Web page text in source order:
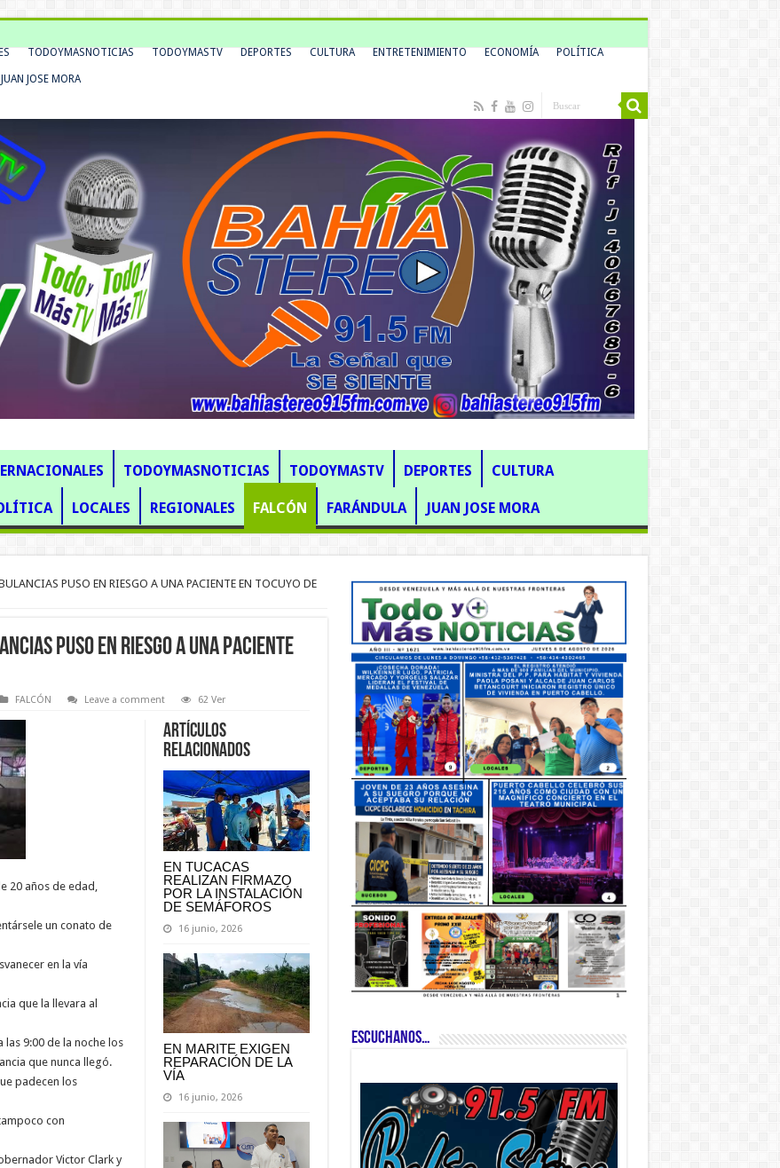
TODOYMASNOTICIAS TODOYMASTV DEPORTES CULTURA ENTRETENIMIENTO ECONOMÍA POLÍTICA
JUAN JOSE MORA
TODOYMASNOTICIAS TODOYMASTV DEPORTES CULTURA
LOCALES REGIONALES FALCÓN FARÁNDULA JUAN JOSE MORA
PUSO EN RIESGO A UNA PACIENTE EN TOCUYO DE
PUSO EN RIESGO A UNA PACIENTE
FALCÓN Leave a comment 62 Ver
Artículos
Relacionados
EN TUCACAS
REALIZAN FIRMAZO
POR LA INSTALACIÓN
DE SEMÁFOROS
16 junio, 2026
EN MARITE EXIGEN
REPARACIÓN DE LA
VÍA
16 junio, 2026
20 años de edad,
un conato de
en la vía
que la llevara al
las 9:00 de la noche los
que nunca llegó.
padecen los
con
Victor Clark y
ESCUCHANOS…